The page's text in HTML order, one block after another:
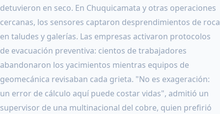
detuvieron en seco. En Chuquicamata y otras operaciones
cercanas, los sensores captaron desprendimientos de roca
en taludes y galerías. Las empresas activaron protocolos
de evacuación preventiva: cientos de trabajadores
abandonaron los yacimientos mientras equipos de
geomecánica revisaban cada grieta. "No es exageración:
un error de cálculo aquí puede costar vidas", admitió un
supervisor de una multinacional del cobre, quien prefirió